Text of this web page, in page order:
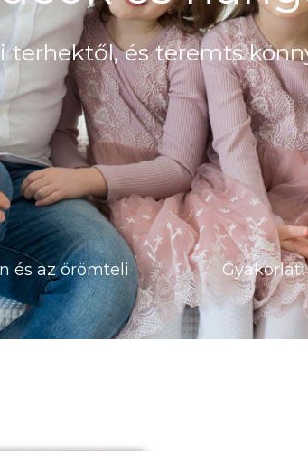
terhektől, és teremts
és az örömteli